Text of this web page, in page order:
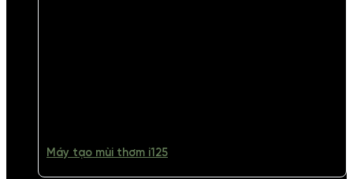
Máy tạo mùi thơm i125